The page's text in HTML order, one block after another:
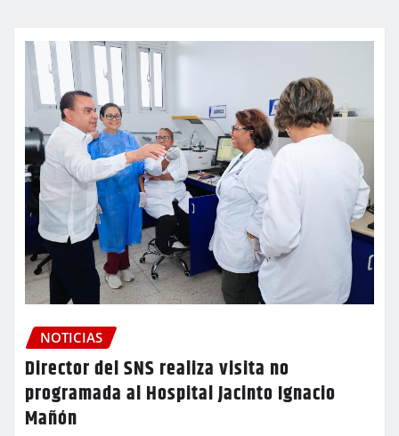
NOTICIAS
Director del SNS realiza visita no
programada al Hospital Jacinto Ignacio
Mañón